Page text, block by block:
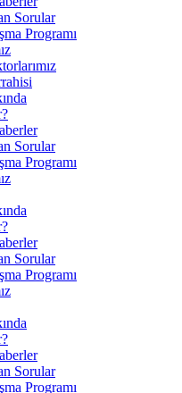
Sorular
Programı
Sorular
Programı
Sorular
Programı
Sorular
Programı